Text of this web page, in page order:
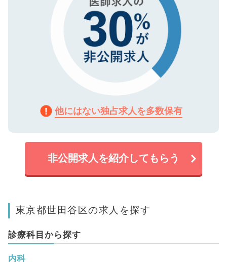
他にはない独占求人を多数保有
非公開求人を紹介してもらう
東京都世田谷区の求人を探す
診療科目から探す
内科